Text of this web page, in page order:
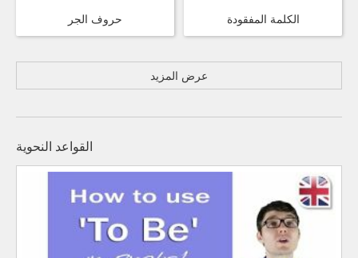
حروف الجر الكلمة المفقودة
عرض المزيد
القواعد النحوية